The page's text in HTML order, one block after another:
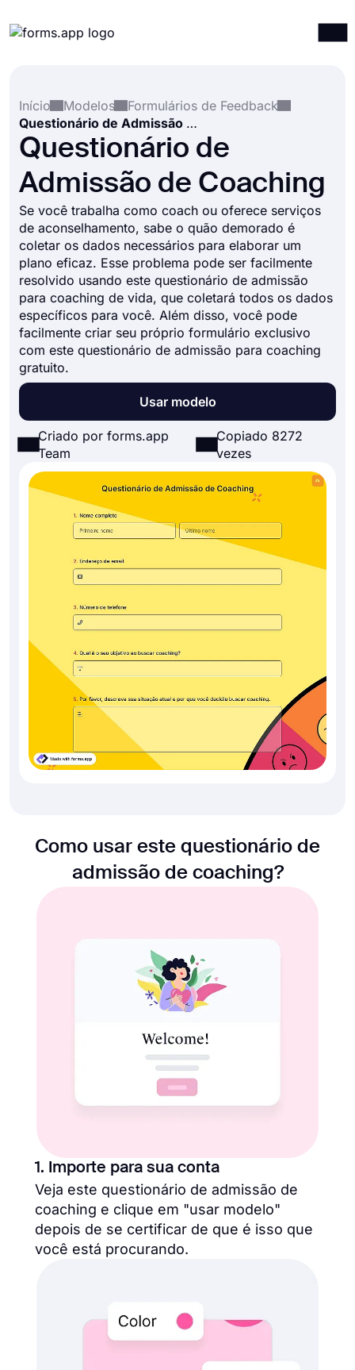
Integrações
Modelos
Recursos
Início
Modelos
Formulários de Feedback
Questionário de Admissão de Coaching
Questionário de
Admissão de Coaching
Se você trabalha como coach ou oferece serviços
de aconselhamento, sabe o quão demorado é
coletar os dados necessários para elaborar um
plano eficaz. Esse problema pode ser facilmente
resolvido usando este questionário de admissão
para coaching de vida, que coletará todos os dados
específicos para você. Além disso, você pode
facilmente criar seu próprio formulário exclusivo
com este questionário de admissão para coaching
gratuito.
Usar modelo
Criado por forms.app
Team
Copiado 8272
vezes
Como usar este questionário de
admissão de coaching?
1. Importe para sua conta
Veja este questionário de admissão de
coaching e clique em "usar modelo"
depois de se certificar de que é isso que
você está procurando.